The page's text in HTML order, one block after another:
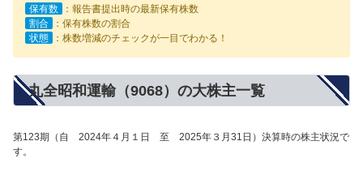
保有数
：報告書提出時の最新保有株数
割合
：保有株数の割合
状態
：株数増減のチェックが一目でわかる！
丸全昭和運輸（9068）の大株主一覧
第123期（自 2024年４月１日 至 2025年３月31日）決算時の株主状況で
す。